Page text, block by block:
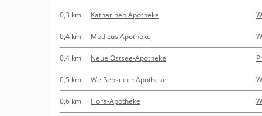
0,3 km Katharinen Apotheke
0,4 km Medicus Apotheke
0,4 km Neue Ostsee-Apotheke
0,5 km Weißenseeer Apotheke
0,6 km Flora-Apotheke